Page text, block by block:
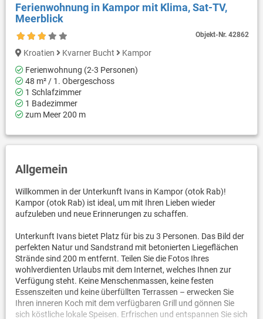
Ferienwohnung in Kampor mit Klima, Sat-TV,
Meerblick
Objekt-Nr.42862
Kroatien Kvarner Bucht
Kampor
Ferienwohnung (2-3 Personen)
48 m² / 1. Obergeschoss
1 Schlafzimmer
1 Badezimmer
zum Meer 200 m
Allgemein
Willkommen in der Unterkunft Ivans in Kampor (otok Rab)!
Kampor (otok Rab) ist ideal, um mit Ihren Lieben wieder
aufzuleben und neue Erinnerungen zu schaffen.
Unterkunft Ivans bietet Platz für bis zu 3 Personen. Das Bild der
perfekten Natur und Sandstrand mit betonierten Liegeflächen
Strände sind 200 m entfernt. Teilen Sie die Fotos Ihres
wohlverdienten Urlaubs mit dem Internet, welches Ihnen zur
Verfügung steht. Keine Menschenmassen, keine festen
Essenszeiten und keine überfüllten Terrassen – erwecken Sie
Ihren inneren Koch mit dem verfügbaren Grill und gönnen Sie
sich köstliche lokale Speisen. Erfrischen und entspannen Sie sich